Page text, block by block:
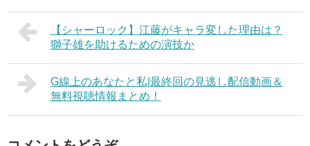
【シャーロック】江藤がキャラ変した理由は？
獅子雄を助けるための演技か
G線上のあなたと私|最終回の見逃し配信動画＆
無料視聴情報まとめ！